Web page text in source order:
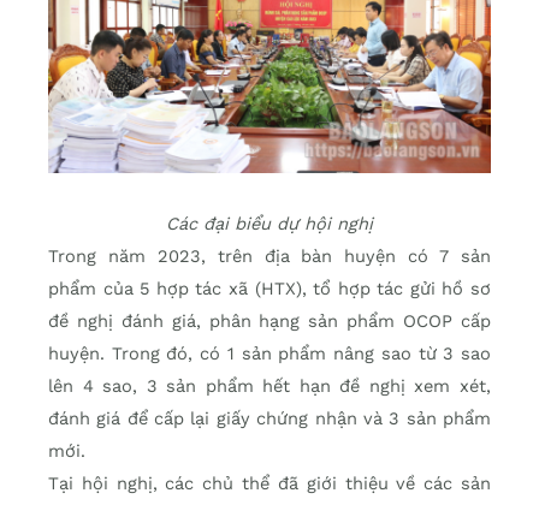
Các đại biểu dự hội nghị
Trong năm 2023, trên địa bàn huyện có 7 sản
phẩm của 5 hợp tác xã (HTX), tổ hợp tác gửi hồ sơ
đề nghị đánh giá, phân hạng sản phẩm OCOP cấp
huyện. Trong đó, có 1 sản phẩm nâng sao từ 3 sao
lên 4 sao, 3 sản phẩm hết hạn đề nghị xem xét,
đánh giá để cấp lại giấy chứng nhận và 3 sản phẩm
mới.
Tại hội nghị, các chủ thể đã giới thiệu về các sản